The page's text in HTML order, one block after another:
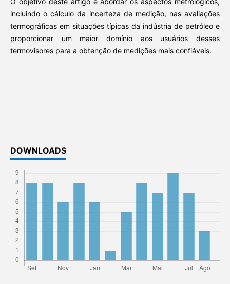
incluindo o cálculo da incerteza de medição, nas avaliações
termográficas em situações típicas da indústria de petróleo e
proporcionar um maior domínio aos usuários desses
termovisores para a obtenção de medições mais confiáveis.
DOWNLOADS